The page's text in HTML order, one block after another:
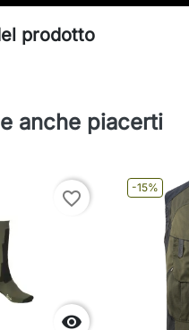
prodotto
anche piacerti

favorite_border
-15%